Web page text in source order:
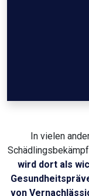
In vielen
wird dort als
von